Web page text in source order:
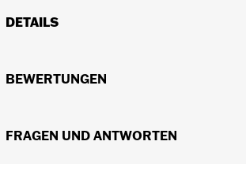
DETAILS
FLSTSE ’11–’12) und Touring Modelle
Durchmesser:1.6
BEWERTUNGEN
FRAGEN UND ANTWORTEN